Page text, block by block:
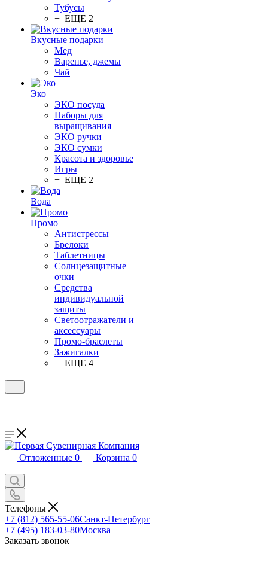
Тубусы
+ ЕЩЕ 2
Вкусные подарки
Мед
Варенье, джемы
Чай
Эко
ЭКО посуда
Наборы для
выращивания
ЭКО ручки
ЭКО сумки
Красота и здоровье
Игры
+ ЕЩЕ 2
Вода
Промо
Антистрессы
Брелоки
Таблетницы
Солнцезащитные
очки
Средства
индивидуальной
защиты
Светоотражатели и
аксессуары
Промо-браслеты
Зажигалки
+ ЕЩЕ 4
Отложенные 0 Корзина 0
Телефоны
+7 (812) 565-55-06Санкт-Петербург
+7 (495) 183-03-80Москва
Заказать звонок